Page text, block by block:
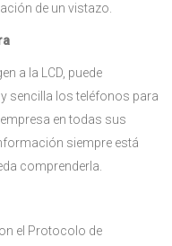
de un vistazo.
a la LCD, puede
sencilla los teléfonos para
en todas sus
siempre está
comprenderla.
el Protocolo de